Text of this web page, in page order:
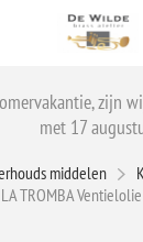
zijn
met 17
middelen
LA TROMBA